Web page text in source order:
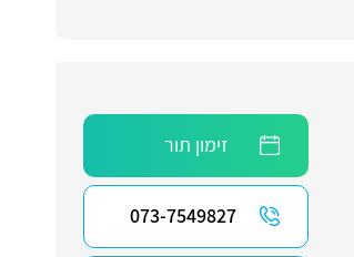
זימון תור
073-7549827